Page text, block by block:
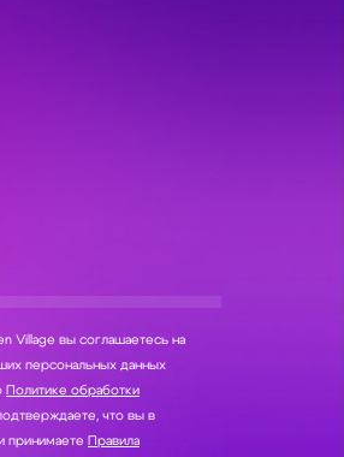
Village вы соглашаетесь на
Политике обработки
что вы в
принимаете Правила